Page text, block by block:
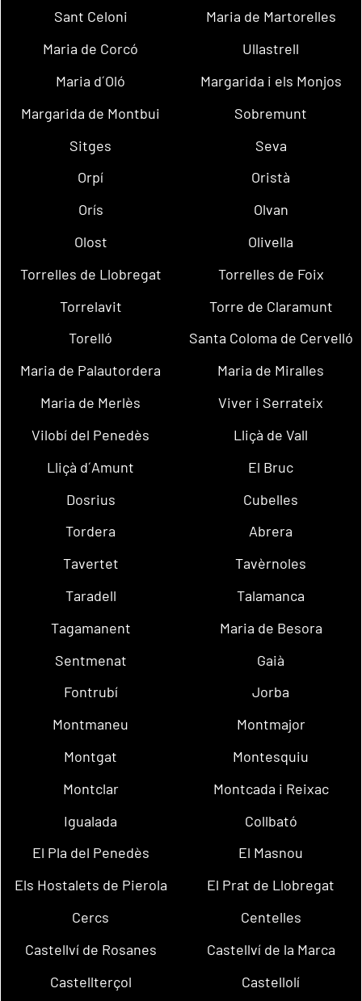
Sant Celoni
Maria de Martorelles
Maria de Corcó
Ullastrell
Maria d´Oló
Margarida i els Monjos
Margarida de Montbui
Sobremunt
Sitges
Seva
Orpí
Oristà
Orís
Olvan
Olost
Olivella
Torrelles de Llobregat
Torrelles de Foix
Torrelavit
Torre de Claramunt
Torelló
Santa Coloma de Cervelló
Maria de Palautordera
Maria de Miralles
Maria de Merlès
Viver i Serrateix
Vilobí del Penedès
Lliçà de Vall
Lliçà d´Amunt
El Bruc
Dosrius
Cubelles
Tordera
Abrera
Tavertet
Tavèrnoles
Taradell
Talamanca
Tagamanent
Maria de Besora
Sentmenat
Gaià
Fontrubí
Jorba
Montmaneu
Montmajor
Montgat
Montesquiu
Montclar
Montcada i Reixac
Igualada
Collbató
El Pla del Penedès
El Masnou
Els Hostalets de Pierola
El Prat de Llobregat
Cercs
Centelles
Castellví de Rosanes
Castellví de la Marca
Castellterçol
Castellolí